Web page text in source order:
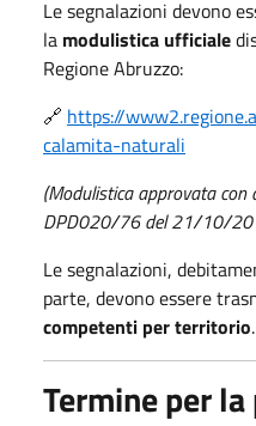
Le segnalazioni devono
la modulistica ufficiale
Regione Abruzzo:
🔗 https://
calamita-naturali
(Modulistica approvata con
DPD020/76 del 21/10/
Le segnalazioni,
parte, devono essere
competenti per territorio.
Termine per